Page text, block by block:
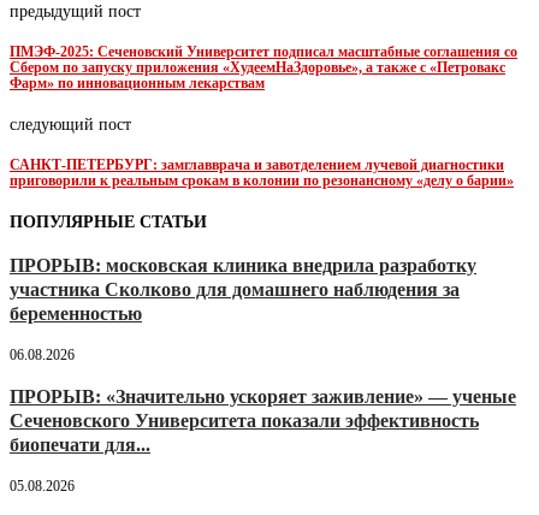
предыдущий пост
ПМЭФ-2025: Сеченовский Университет подписал масштабные соглашения со
Сбером по запуску приложения «ХудеемНаЗдоровье», а также с «Петровакс
Фарм» по инновационным лекарствам
следующий пост
САНКТ-ПЕТЕРБУРГ: замглавврача и завотделением лучевой диагностики
приговорили к реальным срокам в колонии по резонансному «делу о барии»
ПОПУЛЯРНЫЕ СТАТЬИ
ПРОРЫВ: московская клиника внедрила разработку
участника Сколково для домашнего наблюдения за
беременностью
06.08.2026
ПРОРЫВ: «Значительно ускоряет заживление» — ученые
Сеченовского Университета показали эффективность
биопечати для...
05.08.2026